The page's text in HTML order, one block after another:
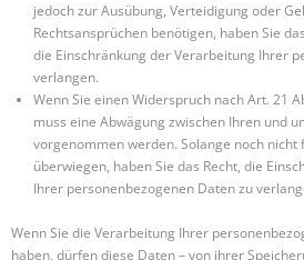
jedoch zur Ausübung, Verteidigung oder
Rechtsansprüchen benötigen, haben Sie
die Einschränkung der Verarbeitung Ihrer
verlangen.
Wenn Sie einen Widerspruch nach Art. 21
muss eine Abwägung zwischen Ihren und
vorgenommen werden. Solange noch
überwiegen, haben Sie das Recht, die
Ihrer personenbezogenen Daten zu
Wenn Sie die Verarbeitung Ihrer
haben, dürfen diese Daten – von ihrer